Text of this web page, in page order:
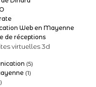
Web en Mayenne
de réceptions
virtuelles 3d
(5)
(1)